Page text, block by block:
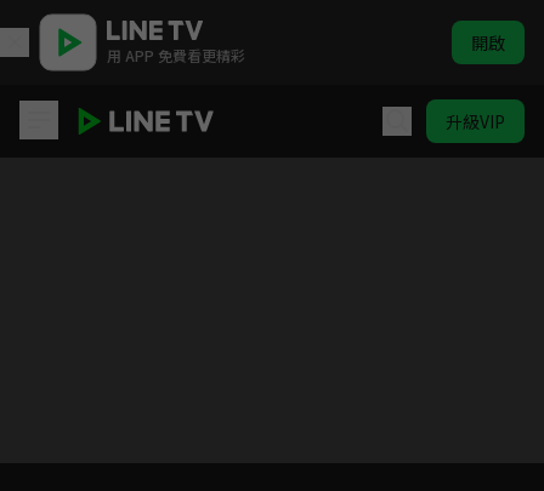
用 APP 免費看更精彩 開啟
升級VIP